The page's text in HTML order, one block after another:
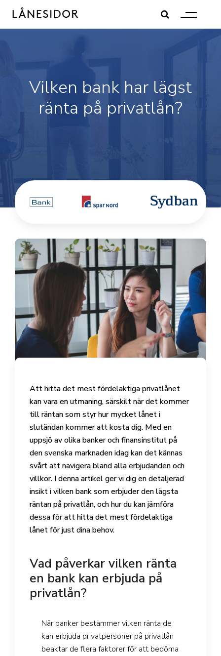
content
Vilken bank har lägst
ränta på privatlån?
Att hitta det mest fördelaktiga privatlånet
kan vara en utmaning, särskilt när det kommer
till räntan som styr hur mycket lånet i
slutändan kommer att kosta dig. Med en
uppsjö av olika banker och finansinstitut på
den svenska marknaden idag kan det kännas
svårt att navigera bland alla erbjudanden och
villkor. I denna artikel ger vi dig en detaljerad
insikt i vilken bank som erbjuder den lägsta
räntan på privatlån, och hur du kan jämföra
dessa för att hitta det mest fördelaktiga
lånet för just dina behov.
Vad påverkar vilken ränta
en bank kan erbjuda på
privatlån?
När banker bestämmer vilken ränta de
kan erbjuda privatpersoner på privatlån
beaktar de flera faktorer för att bedöma